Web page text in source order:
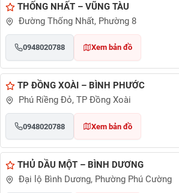
THỐNG NHẤT – VŨNG TÀU
Đường Thống Nhất, Phường 8
0948020788 Xem bản đồ
TP ĐỒNG XOÀI – BÌNH PHƯỚC
Phú Riềng Đỏ, TP Đồng Xoài
0948020788 Xem bản đồ
THỦ DẦU MỘT – BÌNH DƯƠNG
Đại lộ Bình Dương, Phường Phú Cường